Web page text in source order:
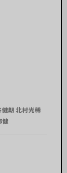
朗 北村光稀
健